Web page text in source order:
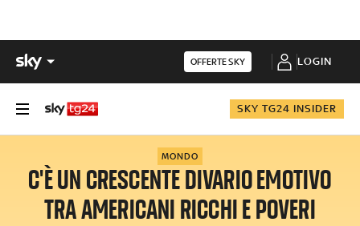
OFFERTE SKY LOGIN
SKY TG24 INSIDER
MONDO
C'È UN CRESCENTE DIVARIO EMOTIVO
TRA AMERICANI RICCHI E POVERI